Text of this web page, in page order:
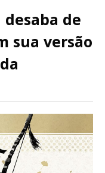
de
sua versão